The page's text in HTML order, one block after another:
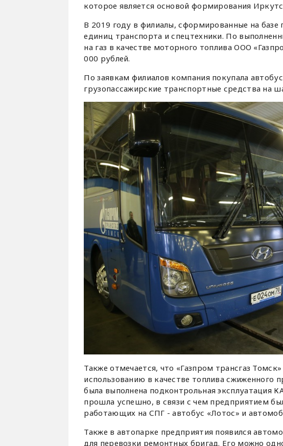
которое является основой формирования
В 2019 году в филиалы, сформированные на базе
единиц транспорта и спецтехники. По
на газ в качестве моторного топлива ООО
000 рублей.
По заявкам филиалов компания покупала
грузопассажирские транспортные средства на
Также отмечается, что «Газпром трансгаз
использованию в качестве топлива
была выполнена подконтрольная эксплуатация
прошла успешно, в связи с чем предприятием
работающих на СПГ - автобус «Лотос» и
Также в автопарке предприятия появился
для перевозки ремонтных бригад. Его можно